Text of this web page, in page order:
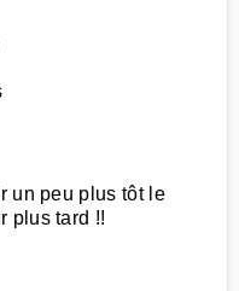
un peu plus tôt le
plus tard !!